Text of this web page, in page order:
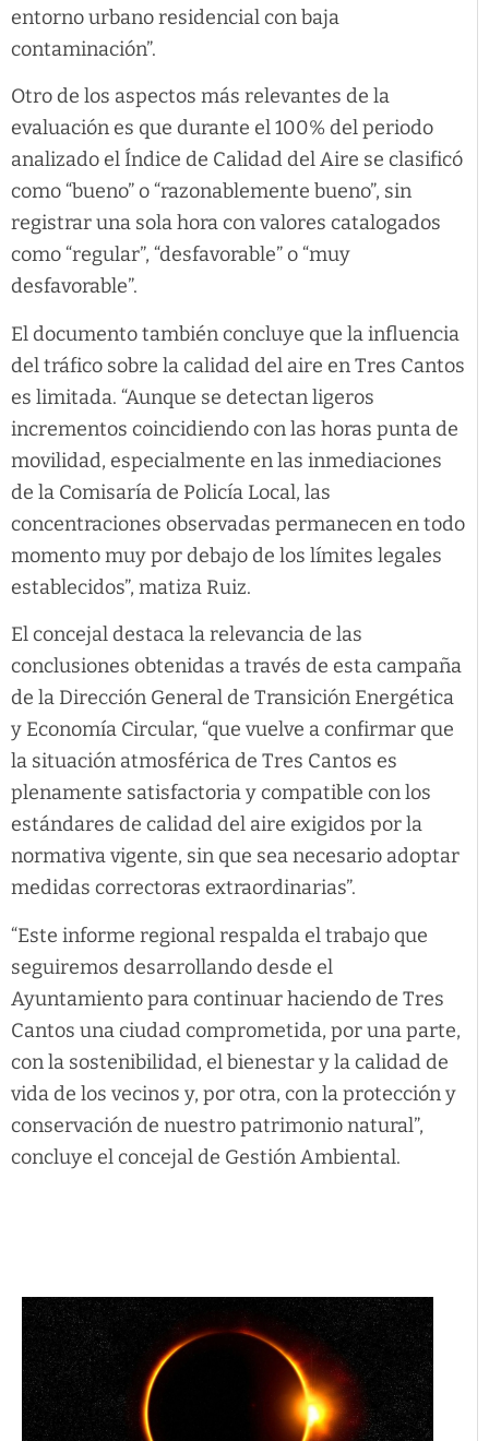
entorno urbano residencial con baja
contaminación”.
Otro de los aspectos más relevantes de la
evaluación es que durante el 100% del periodo
analizado el Índice de Calidad del Aire se clasificó
como “bueno” o “razonablemente bueno”, sin
registrar una sola hora con valores catalogados
como “regular”, “desfavorable” o “muy
desfavorable”.
El documento también concluye que la influencia
del tráfico sobre la calidad del aire en Tres Cantos
es limitada. “Aunque se detectan ligeros
incrementos coincidiendo con las horas punta de
movilidad, especialmente en las inmediaciones
de la Comisaría de Policía Local, las
concentraciones observadas permanecen en todo
momento muy por debajo de los límites legales
establecidos”, matiza Ruiz.
El concejal destaca la relevancia de las
conclusiones obtenidas a través de esta campaña
de la Dirección General de Transición Energética
y Economía Circular, “que vuelve a confirmar que
la situación atmosférica de Tres Cantos es
plenamente satisfactoria y compatible con los
estándares de calidad del aire exigidos por la
normativa vigente, sin que sea necesario adoptar
medidas correctoras extraordinarias”.
“Este informe regional respalda el trabajo que
seguiremos desarrollando desde el
Ayuntamiento para continuar haciendo de Tres
Cantos una ciudad comprometida, por una parte,
con la sostenibilidad, el bienestar y la calidad de
vida de los vecinos y, por otra, con la protección y
conservación de nuestro patrimonio natural”,
concluye el concejal de Gestión Ambiental.